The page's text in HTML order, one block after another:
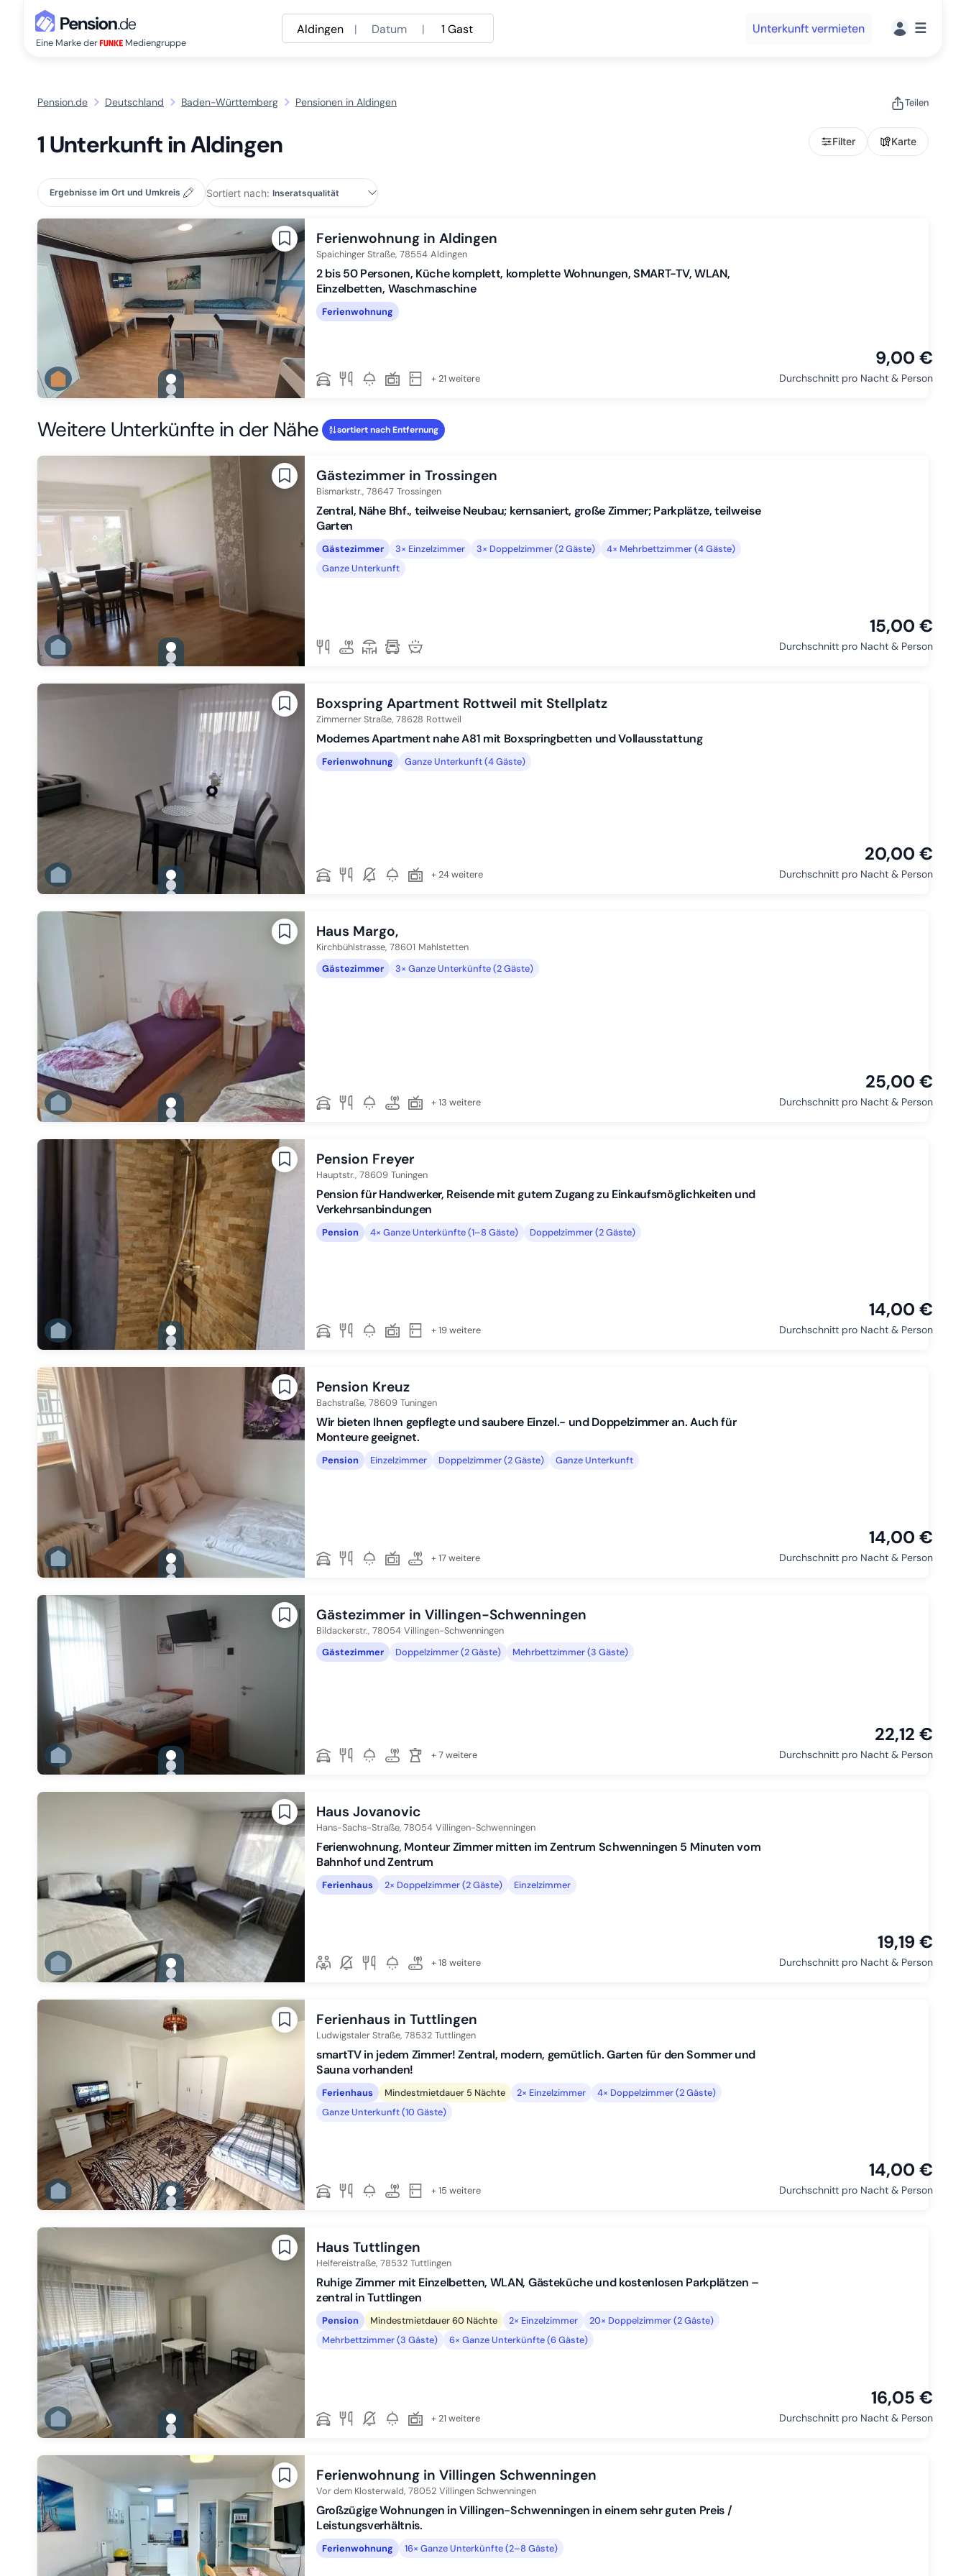
Eine Marke der Mediengruppe
Aldingen | Datum | 1 Gast Unterkunft vermieten ☰
Pension.de Deutschland Baden-Württemberg Pensionen in Aldingen Teilen
1 Unterkunft in Aldingen Filter Karte
Ergebnisse im Ort und Umkreis Sortiert nach:
gallery.slide_selector
Zu Slide 1 wechseln
Zu Slide 2 wechseln
Ferienwohnung in Aldingen
Spaichinger Straße, 78554 Aldingen
2 bis 50 Personen, Küche komplett, komplette Wohnungen, SMART-TV, WLAN,
Einzelbetten, Waschmaschine
Ferienwohnung
+ 21 weitere
9,00 €
Durchschnitt pro Nacht & Person
Weitere Unterkünfte in der Nähe sortiert nach Entfernung
gallery.slide_selector
Zu Slide 1 wechseln
Zu Slide 2 wechseln
Zu Slide 4 wechseln
Zu Slide 5 wechseln
Zu Slide 6 wechseln
Gästezimmer in Trossingen
Bismarkstr., 78647 Trossingen
Zentral, Nähe Bhf., teilweise Neubau; kernsaniert, große Zimmer; Parkplätze, teilweise
Garten
Gästezimmer 3× Einzelzimmer 3× Doppelzimmer (2 Gäste)
4× Mehrbettzimmer (4 Gäste)
Ganze Unterkunft
15,00 €
Durchschnitt pro Nacht & Person
gallery.slide_selector
Zu Slide 1 wechseln
Zu Slide 2 wechseln
Boxspring Apartment Rottweil mit Stellplatz
Zimmerner Straße, 78628 Rottweil
Modernes Apartment nahe A81 mit Boxspringbetten und Vollausstattung
Ferienwohnung Ganze Unterkunft (4 Gäste)
+ 24 weitere
20,00 €
Durchschnitt pro Nacht & Person
gallery.slide_selector
Zu Slide 1 wechseln
Zu Slide 2 wechseln
Zu Slide 4 wechseln
Zu Slide 5 wechseln
Zu Slide 6 wechseln
Haus Margo,
Kirchbühlstrasse, 78601 Mahlstetten
Gästezimmer
3× Ganze Unterkünfte (2 Gäste)
+ 13 weitere
25,00 €
Durchschnitt pro Nacht & Person
gallery.slide_selector
Zu Slide 1 wechseln
Zu Slide 2 wechseln
Zu Slide 4 wechseln
Zu Slide 5 wechseln
Zu Slide 6 wechseln
Pension Freyer
Hauptstr., 78609 Tuningen
Pension für Handwerker, Reisende mit gutem Zugang zu Einkaufsmöglichkeiten und
Verkehrsanbindungen
Pension 4× Ganze Unterkünfte (1–8 Gäste) Doppelzimmer (2 Gäste)
+ 19 weitere
14,00 €
Durchschnitt pro Nacht & Person
gallery.slide_selector
Zu Slide 1 wechseln
Zu Slide 2 wechseln
Zu Slide 5 wechseln
Zu Slide 6 wechseln
Pension Kreuz
Bachstraße, 78609 Tuningen
Wir bieten Ihnen gepflegte und saubere Einzel.- und Doppelzimmer an. Auch für
Monteure geeignet.
Pension Einzelzimmer Doppelzimmer (2 Gäste) Ganze Unterkunft
+ 17 weitere
14,00 €
Durchschnitt pro Nacht & Person
gallery.slide_selector
Zu Slide 1 wechseln
Zu Slide 2 wechseln
Gästezimmer in Villingen-Schwenningen
Bildackerstr., 78054 Villingen-Schwenningen
Gästezimmer
Doppelzimmer (2 Gäste) Mehrbettzimmer (3 Gäste)
+ 7 weitere
22,12 €
Durchschnitt pro Nacht & Person
gallery.slide_selector
Zu Slide 1 wechseln
Zu Slide 2 wechseln
Zu Slide 4 wechseln
Haus Jovanovic
Hans-Sachs-Straße, 78054 Villingen-Schwenningen
Ferienwohnung, Monteur Zimmer mitten im Zentrum Schwenningen 5 Minuten vom
Bahnhof und Zentrum
Ferienhaus 2× Doppelzimmer (2 Gäste) Einzelzimmer
+ 18 weitere
19,19 €
Durchschnitt pro Nacht & Person
gallery.slide_selector
Zu Slide 1 wechseln
Zu Slide 2 wechseln
Ferienhaus in Tuttlingen
Ludwigstaler Straße, 78532 Tuttlingen
smartTV in jedem Zimmer! Zentral, modern, gemütlich. Garten für den Sommer und
Sauna vorhanden!
Ferienhaus Mindestmietdauer 5 Nächte 2× Einzelzimmer
4× Doppelzimmer (2 Gäste)
Ganze Unterkunft (10 Gäste)
+ 15 weitere
14,00 €
Durchschnitt pro Nacht & Person
gallery.slide_selector
Zu Slide 1 wechseln
Zu Slide 2 wechseln
Zu Slide 4 wechseln
Zu Slide 6 wechseln
Haus Tuttlingen
Helfereistraße, 78532 Tuttlingen
Ruhige Zimmer mit Einzelbetten, WLAN, Gästeküche und kostenlosen Parkplätzen –
zentral in Tuttlingen
Pension Mindestmietdauer 60 Nächte 2× Einzelzimmer
20× Doppelzimmer (2 Gäste)
Mehrbettzimmer (3 Gäste)
6× Ganze Unterkünfte (6 Gäste)
+ 21 weitere
16,05 €
Durchschnitt pro Nacht & Person
Ferienwohnung in Villingen Schwenningen
Vor dem Klosterwald, 78052 Villingen Schwenningen
Großzügige Wohnungen in Villingen-Schwenningen in einem sehr guten Preis /
Leistungsverhältnis.
Ferienwohnung 16× Ganze Unterkünfte (2–8 Gäste)